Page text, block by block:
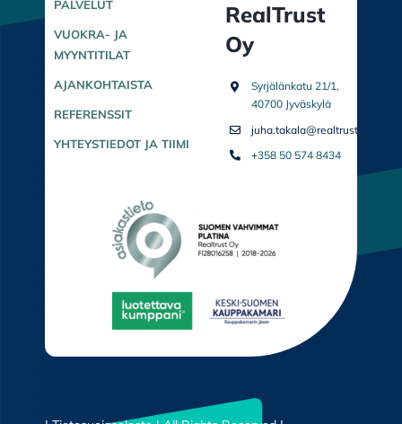
PALVELUT
VUOKRA- JA
MYYNTITILAT
AJANKOHTAISTA
REFERENSSIT
YHTEYSTIEDOT JA TIIMI
RealTrust
Oy
Syrjälänkatu 21/1,
40700 Jyväskylä
juha.takala@realtrust.fi
+358 50 574 8434